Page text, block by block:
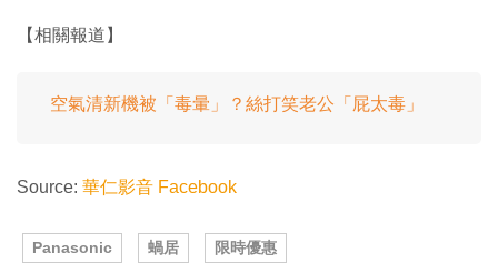
【相關報道】
空氣清新機被「毒暈」？絲打笑老公「屁太毒」
Source: 華仁影音 Facebook
Panasonic 蝸居 限時優惠